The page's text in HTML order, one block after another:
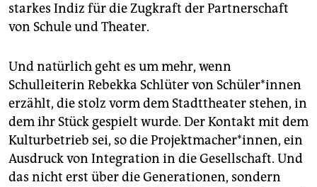
starkes Indiz für die Zugkraft der Partnerschaft
von Schule und Theater.
Und natürlich geht es um mehr, wenn
Schulleiterin Rebekka Schlüter von Schüler*innen
erzählt, die stolz vorm dem Stadttheater stehen, in
dem ihr Stück gespielt wurde. Der Kontakt mit dem
Kulturbetrieb sei, so die Projektmacher*innen, ein
Ausdruck von Integration in die Gesellschaft. Und
das nicht erst über die Generationen, sondern